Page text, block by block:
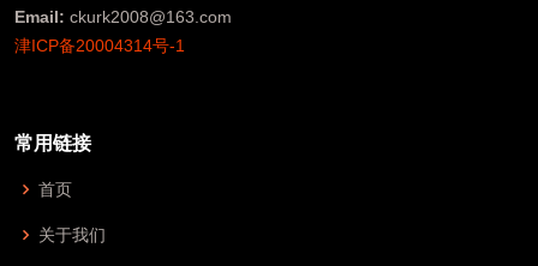
Email: ckurk2008@163.com
津ICP备20004314号-1
常用链接
首页
关于我们